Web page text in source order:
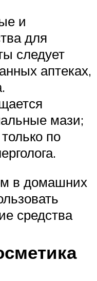
и
для
следует
аптеках,
мази;
по
в домашних
средства